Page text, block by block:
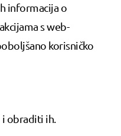
informacija o
s web-
korisničko
obraditi ih.